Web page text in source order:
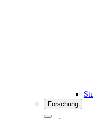
Forschung